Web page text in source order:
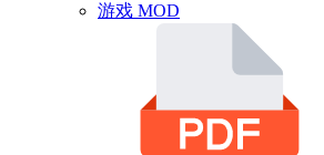
游戏 MOD